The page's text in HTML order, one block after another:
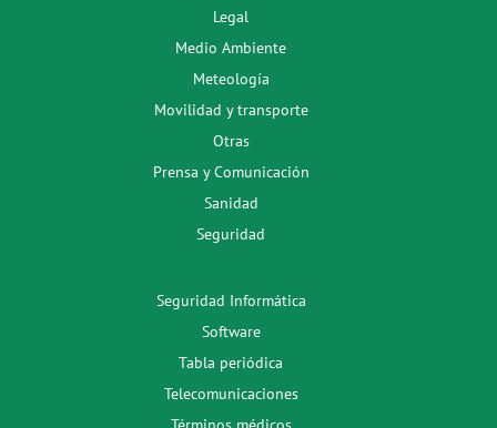
Legal
Medio Ambiente
Meteología
Movilidad y transporte
Otras
Prensa y Comunicación
Sanidad
Seguridad
Seguridad Informática
Software
Tabla periódica
Telecomunicaciones